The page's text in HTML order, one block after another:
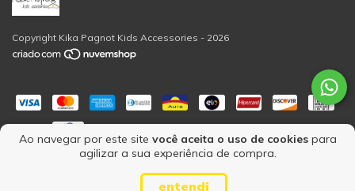
Ao navegar por este site você aceita o uso de cookiespara
agilizar a sua experiência de compra.
entendi
Copyright Kika Pagnot Kids Accessories - 2026